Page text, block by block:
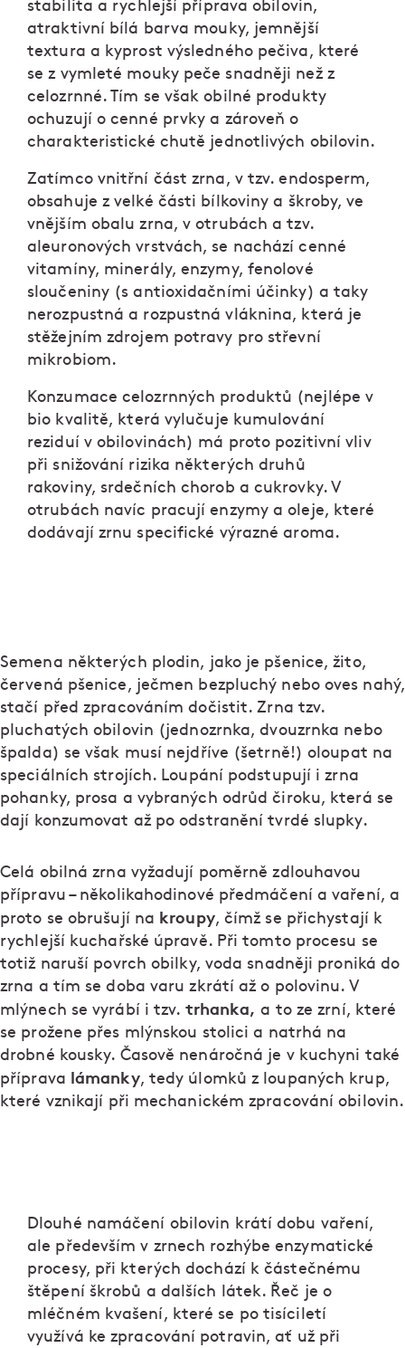
stabilita a rychlejší příprava obilovin,
atraktivní bílá barva mouky, jemnější
textura a kyprost výsledného pečiva, které
se z vymleté mouky peče snadněji než z
celozrnné. Tím se však obilné produkty
ochuzují o cenné prvky a zároveň o
charakteristické chutě jednotlivých obilovin.
Zatímco vnitřní část zrna, v tzv. endosperm,
obsahuje z velké části bílkoviny a škroby, ve
vnějším obalu zrna, v otrubách a tzv.
aleuronových vrstvách, se nachází cenné
vitamíny, minerály, enzymy, fenolové
sloučeniny (s antioxidačními účinky) a taky
nerozpustná a rozpustná vláknina, která je
stěžejním zdrojem potravy pro střevní
mikrobiom.
Konzumace celozrnných produktů (nejlépe v
bio kvalitě, která vylučuje kumulování
reziduí v obilovinách) má proto pozitivní vliv
při snižování rizika některých druhů
rakoviny, srdečních chorob a cukrovky. V
otrubách navíc pracují enzymy a oleje, které
dodávají zrnu specifické výrazné aroma.
Semena některých plodin, jako je pšenice, žito,
červená pšenice, ječmen bezpluchý nebo oves nahý,
stačí před zpracováním dočistit. Zrna tzv.
pluchatých obilovin (jednozrnka, dvouzrnka nebo
špalda) se však musí nejdříve (šetrně!) oloupat na
speciálních strojích. Loupání podstupují i zrna
pohanky, prosa a vybraných odrůd čiroku, která se
dají konzumovat až po odstranění tvrdé slupky.
Celá obilná zrna vyžadují poměrně zdlouhavou
přípravu – několikahodinové předmáčení a vaření, a
proto se obrušují na kroupy, čímž se přichystají k
rychlejší kuchařské úpravě. Při tomto procesu se
totiž naruší povrch obilky, voda snadněji proniká do
zrna a tím se doba varu zkrátí až o polovinu. V
mlýnech se vyrábí i tzv. trhanka, a to ze zrní, které
se prožene přes mlýnskou stolici a natrhá na
drobné kousky. Časově nenáročná je v kuchyni také
příprava lámanky, tedy úlomků z loupaných krup,
které vznikají při mechanickém zpracování obilovin.
Dlouhé namáčení obilovin krátí dobu vaření,
ale především v zrnech rozhýbe enzymatické
procesy, při kterých dochází k částečnému
štěpení škrobů a dalších látek. Řeč je o
mléčném kvašení, které se po tisíciletí
využívá ke zpracování potravin, ať už při